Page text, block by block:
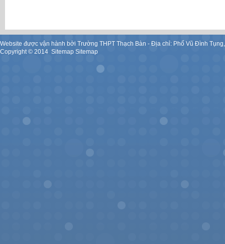
Website được vận hành bởi Trường THPT Thạch Bàn - Địa chỉ: Phố Vũ Đình
Copyright © 2014 Sitemap Sitemap